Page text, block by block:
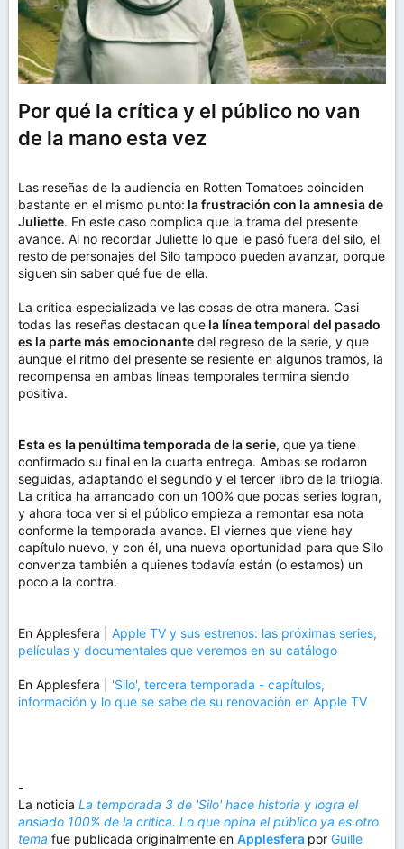
Por qué la crítica y el público no van
de la mano esta vez
Las reseñas de la audiencia en Rotten Tomatoes coinciden
bastante en el mismo punto: la frustración con la amnesia de
Juliette. En este caso complica que la trama del presente
avance. Al no recordar Juliette lo que le pasó fuera del silo, el
resto de personajes del Silo tampoco pueden avanzar, porque
siguen sin saber qué fue de ella.
La crítica especializada ve las cosas de otra manera. Casi
todas las reseñas destacan que la línea temporal del pasado
es la parte más emocionante del regreso de la serie, y que
aunque el ritmo del presente se resiente en algunos tramos, la
recompensa en ambas líneas temporales termina siendo
positiva.
Esta es la penúltima temporada de la serie, que ya tiene
confirmado su final en la cuarta entrega. Ambas se rodaron
seguidas, adaptando el segundo y el tercer libro de la trilogía.
La crítica ha arrancado con un 100% que pocas series logran,
y ahora toca ver si el público empieza a remontar esa nota
conforme la temporada avance. El viernes que viene hay
capítulo nuevo, y con él, una nueva oportunidad para que Silo
convenza también a quienes todavía están (o estamos) un
poco a la contra.
En Applesfera | Apple TV y sus estrenos: las próximas series,
películas y documentales que veremos en su catálogo
En Applesfera | 'Silo', tercera temporada - capítulos,
información y lo que se sabe de su renovación en Apple TV
-
La noticia La temporada 3 de 'Silo' hace historia y logra el
ansiado 100% de la crítica. Lo que opina el público ya es otro
tema fue publicada originalmente en Applesfera por Guille